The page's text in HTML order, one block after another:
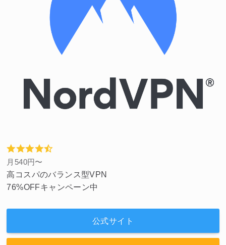
月540円〜
高コスパのバランス型VPN
76%OFFキャンペーン中
公式サイト